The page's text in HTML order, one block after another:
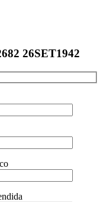
26SET1942